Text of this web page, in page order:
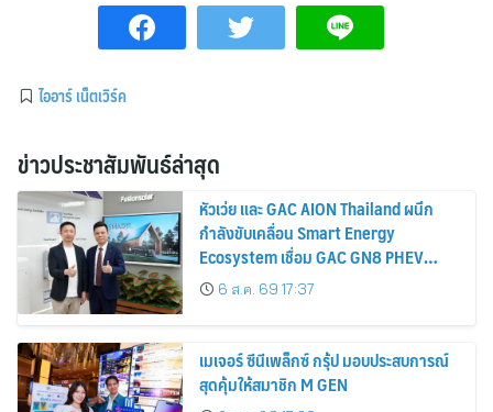
ไออาร์ เน็ตเวิร์ค
ข่าวประชาสัมพันธ์ล่าสุด
หัวเว่ย และ GAC AION Thailand ผนึก
กำลังขับเคลื่อน Smart Energy
Ecosystem เชื่อม GAC GN8 PHEV
รถยนต์ MPV ระดับพรีเมียม เข้ากับ
พลังงานแสงอาทิตย์ภายในบ้าน
6 ส.ค. 69 17:37
เมเจอร์ ซีนีเพล็กซ์ กรุ้ป มอบประสบการณ์
สุดคุ้มให้สมาชิก M GEN